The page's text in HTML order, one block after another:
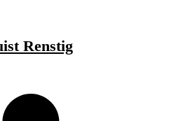
Renstig